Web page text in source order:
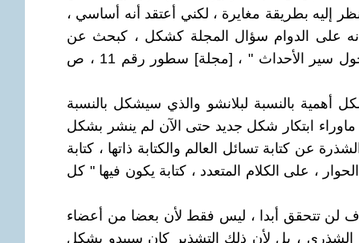
إليه بطريقة مغايرة ، لكني أعتقد أنه أساسي ،
إنه على الدوام سؤال المجلة كشكل ، كبحث عن
شكلها الخاص . ) " ( " مذكرة حول سير الأحداث " ، [مجلة] سطور رقم 11 ، ص
أهمية بالنسبة لبلانشو والذي سيشكل بالنسبة
. ماوراء ابتكار شكل جديد حتى الآن لم ينشر بشكل
عن كتابة تسائل العالم والكتابة ذاتها ، كتابة
، على الكلام المتعدد ، كتابة يكون فيها " كل
لن تتحقق أبدا ، ليس فقط لأن بعضا من أعضاء
الشذري ، بل لأن ذلك التشذير كان سيبدو بشكل